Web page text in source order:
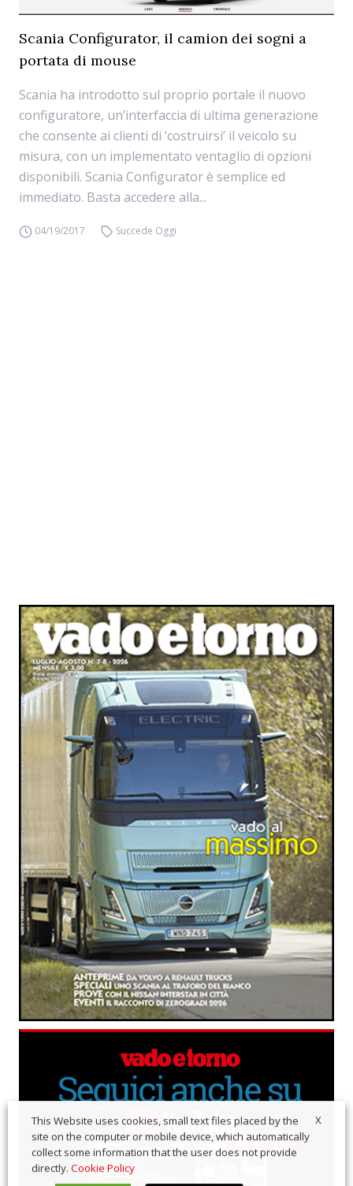
Scania Configurator, il camion dei sogni a
portata di mouse
Scania ha introdotto sul proprio portale il nuovo
configuratore, un’interfaccia di ultima generazione
che consente ai clienti di ‘costruirsi’ il veicolo su
misura, con un implementato ventaglio di opzioni
disponibili. Scania Configurator è semplice ed
immediato. Basta accedere alla...
04/19/2017 Succede Oggi
X
This Website uses cookies, small text files placed by the
site on the computer or mobile device, which automatically
collect some information that the user does not provide
directly. Cookie Policy